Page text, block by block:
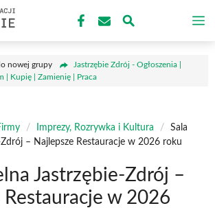
nowej grupy
Jastrzębie Zdrój - Ogłoszenia |
| Kupię | Zamienię | Praca
/ Imprezy, Rozrywka i Kultura /
Sala
– Najlepsze Restauracje w 2026 roku
Jastrzębie-Zdrój –
Restauracje w 2026